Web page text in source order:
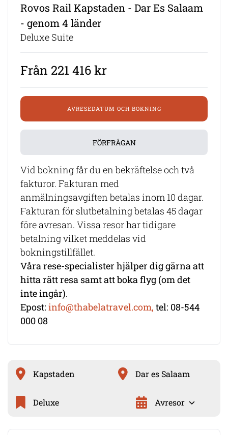
Rovos Rail Kapstaden - Dar Es Salaam
- genom 4 länder
Deluxe Suite
Från 221 416 kr
AVRESEDATUM OCH BOKNING
FÖRFRÅGAN
Vid bokning får du en bekräftelse och två
fakturor. Fakturan med
anmälningsavgiften betalas inom 10 dagar.
Fakturan för slutbetalning betalas 45 dagar
före avresan. Vissa resor har tidigare
betalning vilket meddelas vid
bokningstillfället.
Våra rese-specialister hjälper dig gärna att
hitta rätt resa samt att boka flyg (om det
inte ingår).
Epost: info@thabelatravel.com, tel: 08-544
000 08
Kapstaden Dar es Salaam
Deluxe Avresor